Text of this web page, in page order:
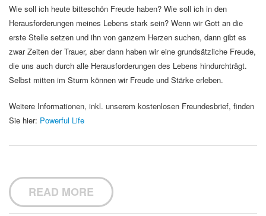
Wie soll ich heute bitteschön Freude haben? Wie soll ich in den
Herausforderungen meines Lebens stark sein? Wenn wir Gott an die
erste Stelle setzen und ihn von ganzem Herzen suchen, dann gibt es
zwar Zeiten der Trauer, aber dann haben wir eine grundsätzliche Freude,
die uns auch durch alle Herausforderungen des Lebens hindurchträgt.
Selbst mitten im Sturm können wir Freude und Stärke erleben.
Weitere Informationen, inkl. unserem kostenlosen Freundesbrief, finden
Sie hier: Powerful Life
READ MORE